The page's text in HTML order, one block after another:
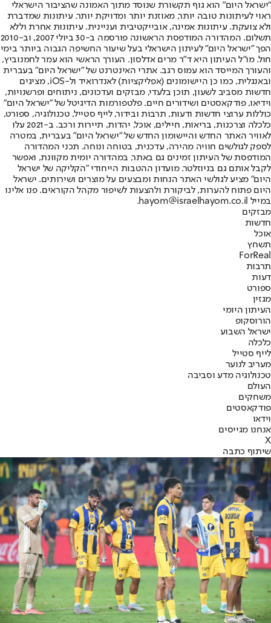
"ישראל היום" הוא גוף תקשורת שנוסד מתוך האמונה שהציבור הישראלי
ראוי לעיתונות טובה יותר, מאוזנת יותר ומדויקת יותר. עיתונות שמדברת
ולא צועקת. עיתונות אמינה, אובייקטיבית ועניינית. עיתונות אחרת וללא
תשלום. המהדורה המודפסת הראשונה פורסמה ב-30 ביולי 2007, וב-2010
הפך "ישראל היום" לעיתון הישראלי בעל שיעור החשיפה הגבוה ביותר בימי
חול. מו"ל העיתון היא ד"ר מרים אדלסון. העורך הראשי הוא עמר לחמנוביץ,
והעורך המייסד הוא עמוס רגב. אתרי האינטרנט של "ישראל היום" בעברית
ובאנגלית, כמו כן היישומונים (אפליקציות) לאנדרואיד ול-iOS, מציגים
חדשות מסביב לשעון, תוכן בלעדי, מבזקים ועדכונים, ניתוחים ופרשנויות,
וידיאו, פודקאסטים ושידורים חיים. פלטפורמות הדיגיטל של "ישראל היום"
כוללות ערוצי חדשות ודעות, תרבות ובידור, לייף סטייל, טכנולוגיה, ספורט,
כלכלה וצרכנות, בריאות, חיילים, אוכל, יהדות, תיירות ורכב. ב-2021 עלו
לאוויר האתר החדש והיישומון החדש של "ישראל היום" בעברית, במטרה
לספק לגולשים חוויה מהירה, עדכנית, בטוחה ונוחה. תכני המהדורה
המודפסת של העיתון זמינים גם באתר, במהדורה יומית מקוונת, ואפשר
לקבל אותם גם בניוזלטר. מועדון ההטבות הייחודי "הקליקה של ישראל
היום" מציע לגולשי האתר הנחות ומבצעים על מוצרים ושירותים. ישראל
היום פתוח להערות, לביקורת ולהצעות לשיפור מקהל הקוראים. פנו אלינו
במייל hayom@israelhayom.co.il.
מבזקים
חדשות
אוכל
תשחץ
ForReal
תרבות
דעות
ספורט
מגזין
העיתון היומי
הורוסקופ
ישראל השבוע
כלכלה
לייף סטייל
מעריב לנוער
טכנולוגיה מדע וסביבה
העולם
משחקים
פודקאסטים
וידאו
אנחנו מגייסים
X
שיתוף כתבה